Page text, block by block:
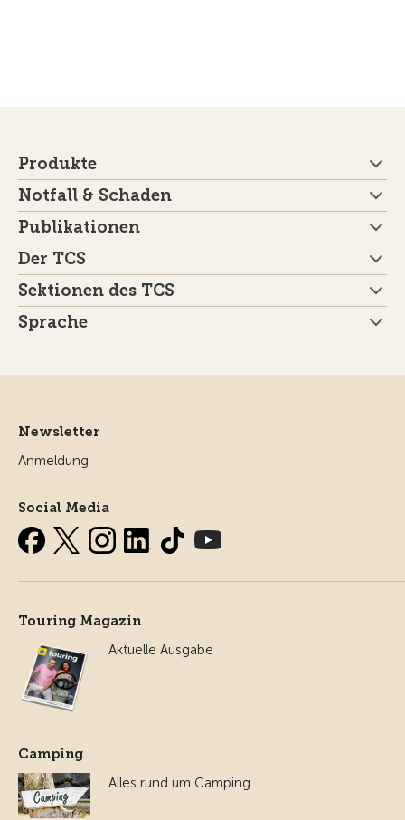
Produkte
Notfall & Schaden
Publikationen
Der TCS
Sektionen des TCS
Sprache
Newsletter
Anmeldung
Social Media
Touring Magazin
Aktuelle Ausgabe
Camping
Alles rund um Camping